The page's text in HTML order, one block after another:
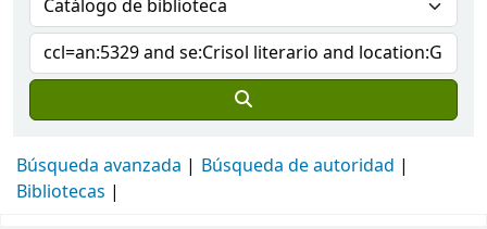
Búsqueda avanzada
Búsqueda de autoridad
Bibliotecas